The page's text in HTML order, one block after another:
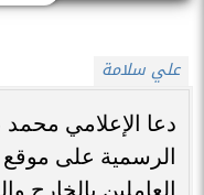
علي سلامة
دعا الإعلامي
الرسمية على
العاملين بالخارج